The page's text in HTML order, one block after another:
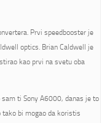
Prvi speedbooster je
optics. Brian Caldwell je
kao prvi na svetu oba
ti Sony A6000, danas je to
bi mogao da koristis